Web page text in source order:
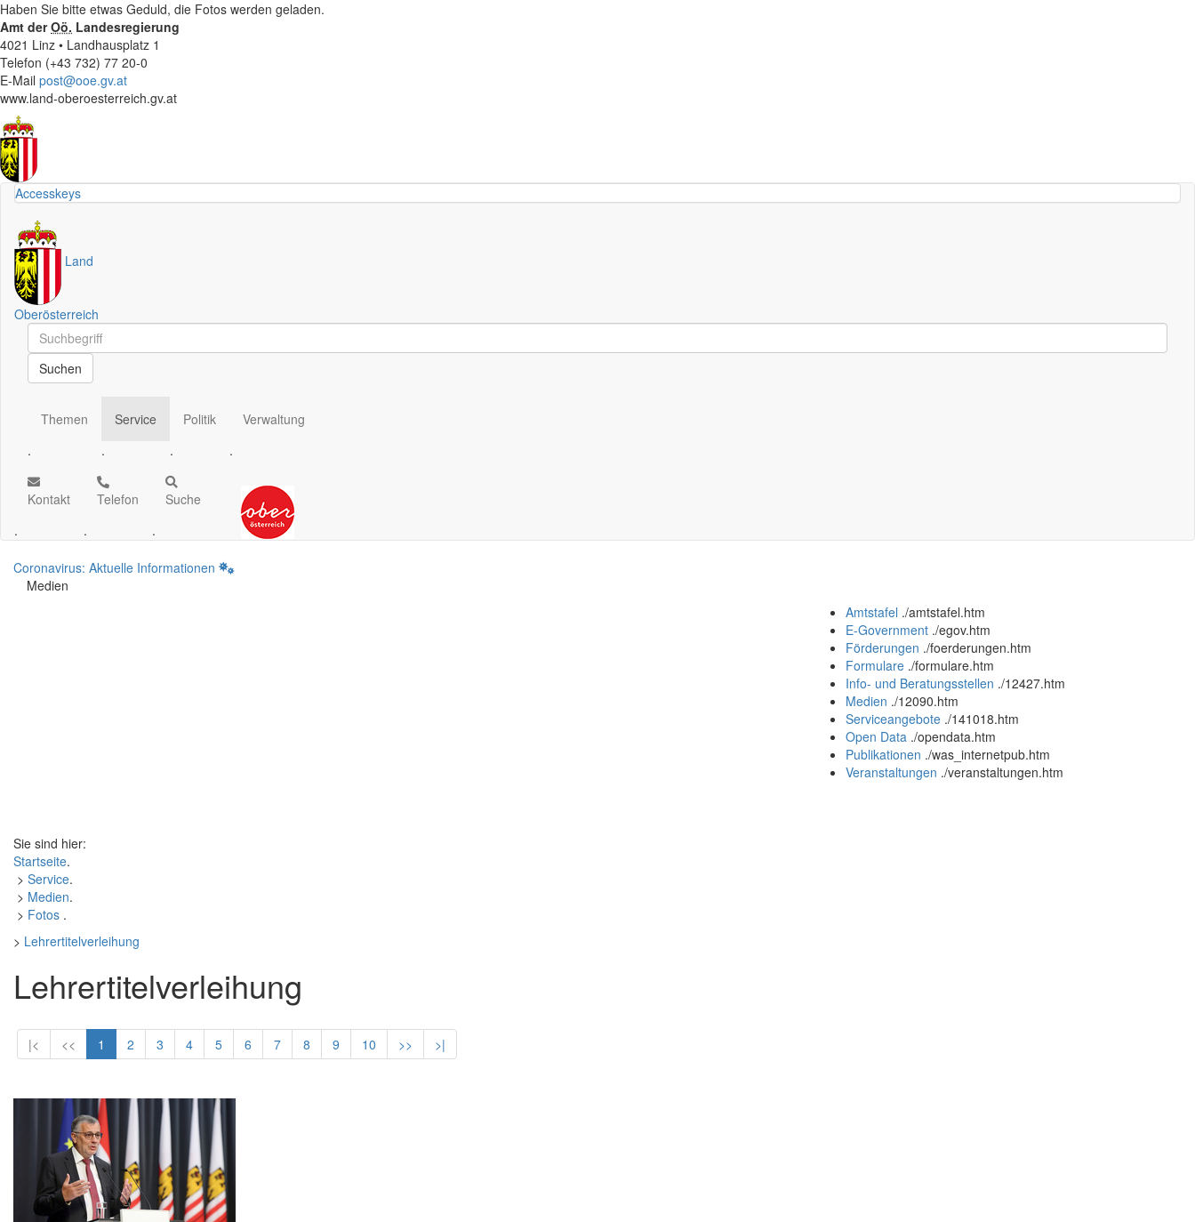
Haben Sie bitte etwas Geduld, die Fotos werden geladen.
Amt derOö. Landesregierung
4021 Linz • Landhausplatz 1
Telefon (+43 732) 77 20-0
E-Mail post@ooe.gv.at
www.land-oberoesterreich.gv.at
Accesskeys
Land
Oberösterreich
Schnellsuche
Schnellsuche
Suchen
Themen
.
Service
.
Politik
.
Verwaltung
.
Kontakt
.
Telefon
.
Suche
.
Coronavirus: Aktuelle Informationen
Medien
Amtstafel ./amtstafel.htm
E-Government ./egov.htm
Förderungen ./foerderungen.htm
Formulare ./formulare.htm
Info- und Beratungsstellen ./12427.htm
Medien ./12090.htm
Serviceangebote ./141018.htm
Open Data ./opendata.htm
Publikationen ./was_internetpub.htm
Veranstaltungen ./veranstaltungen.htm
Sie sind hier:
Startseite.
> Service.
> Medien.
> Fotos .
> Lehrertitelverleihung
Lehrertitelverleihung
|< << 1 2 3 4 5 6 7 8 9 10 >> >|